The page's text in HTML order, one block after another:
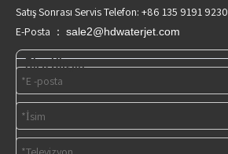
Satış Sonrası Servis Telefon: +86 135 9191 9230
E-Posta ： sale2@hdwaterjet.com
Bize Ulaşın